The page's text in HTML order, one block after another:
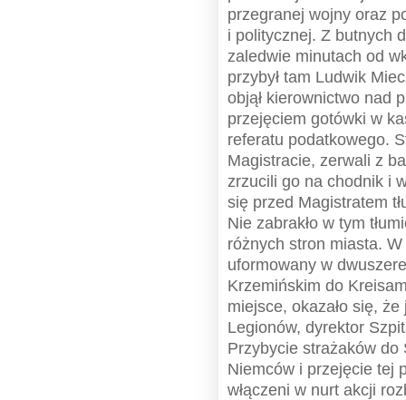
przegranej wojny oraz
i politycznej. Z butnych
zaledwie minutach od
przybył tam Ludwik
objął kierownictwo nad
przejęciem gotówki w
referatu podatkowego.
Magistracie, zerwali z
zrzucili go na chodnik i
się przed Magistratem
Nie zabrakło w tym
różnych stron miasta. W
uformowany w
Krzemińskim do
miejsce, okazało się,
Legionów, dyrektor
Przybycie strażaków do
Niemców i przejęcie tej
włączeni w nurt akcji